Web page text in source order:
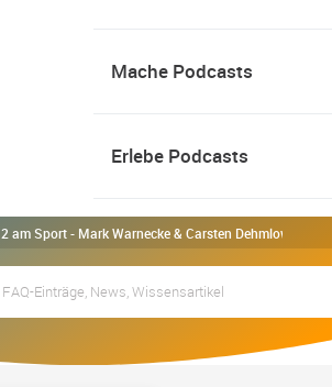
Mache Podcasts
Erlebe Podcasts
2 am Sport - Mark Warnecke & Carsten Dehmlow